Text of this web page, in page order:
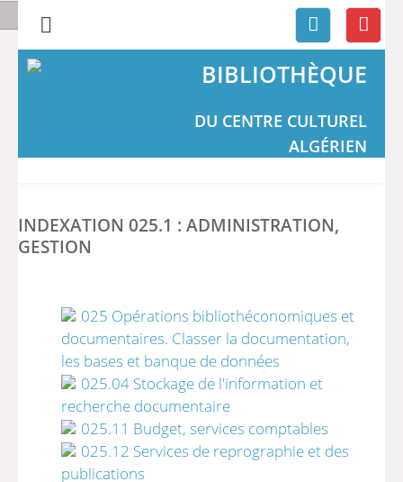
BIBLIOTHÈQUE
DU CENTRE CULTUREL
ALGÉRIEN
INDEXATION 025.1 : ADMINISTRATION,
GESTION
025 Opérations bibliothéconomiques et
documentaires. Classer la documentation,
les bases et banque de données
025.04 Stockage de l'information et
recherche documentaire
025.11 Budget, services comptables
025.12 Services de reprographie et des
publications